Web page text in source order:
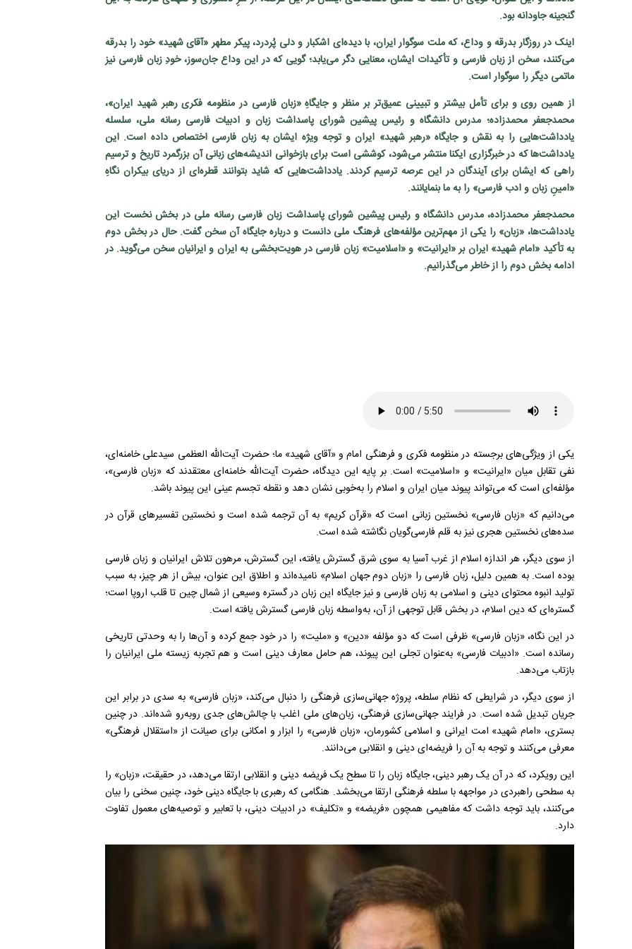
گنجینه جاودانه بود.
اینک در روزگار بدرقه و وداع، که ملت سوگوار ایران، با دیده‌ای اشکبار و دلی پُردرد، پیکر مطهر «آقای شهید» خود را بدرقه
می‌کنند، سخن از زبان فارسی و تأکیدات ایشان، معنایی دگر می‌یابد؛ گویی که در این وداع جان‌سوز، خودِ زبان فارسی نیز
ماتمی دیگر را سوگوار است.
از همین روی و برای تأمل بیشتر و تبیینی عمیق‌تر بر منظر و جایگاهِ «زبان فارسی در منظومه فکری رهبر شهید ایران»،
محمدجعفر محمدزاده؛ مدرس دانشگاه و رئیس پیشین شورای پاسداشت زبان و ادبیات فارسی رسانه ملی، سلسله
یادداشت‌هایی را به نقش و جایگاه «رهبر شهید» ایران و توجه ویژه ایشان به زبان فارسی اختصاص داده است. این
یادداشت‌ها که در خبرگزاری ایکنا منتشر می‌شود، کوششی است برای بازخوانی اندیشه‌های زبانی آن بزرگمرد تاریخ و ترسیم
راهی که ایشان برای آیندگان در این عرصه ترسیم کردند. یادداشت‌هایی که شاید بتوانند قطره‌ای از دریای بیکران نگاهِ
«امینِ زبان و ادب فارسی» را به ما بنمایانند.
محمدجعفر محمدزاده، مدرس دانشگاه و رئیس پیشین شورای پاسداشت زبان فارسی رسانه ملی در بخش نخست این
یادداشت‌ها، «زبان» را یکی از مهم‌ترین مؤلفه‌های فرهنگ ملی دانست و درباره جایگاه آن سخن گفت.حال در بخش دوم
به تأکید «امام شهید» ایران بر «ایرانیت» و «اسلامیت» زبان فارسی در هویت‌بخشی به ایران و ایرانیان سخن می‌گوید. در
ادامه بخش دوم را از خاطر می‌گذرانیم.
یکی از ویژگی‌های برجسته در منظومه فکری و فرهنگی امام و «آقای شهید» ما؛ حضرت آیت‌الله العظمی سیدعلی خامنه‌ای،
نفی تقابل میان «ایرانیت» و «اسلامیت» است. بر پایه این دیدگاه، حضرت آیت‌الله خامنه‌ای معتقدند که «زبان فارسی»،
مؤلفه‌ای است که می‌تواند پیوند میان ایران و اسلام را به‌خوبی نشان دهد و نقطه تجسم عینی این پیوند باشد.
می‌دانیم که «زبان فارسی» نخستین زبانی است که «قرآن کریم» به آن ترجمه شده است و نخستین تفسیرهای قرآن در
سده‌های نخستین هجری نیز به قلم فارسی‌گویان نگاشته شده است.
از سوی دیگر، هر اندازه اسلام از غرب آسیا به سوی شرق گسترش یافته، این گسترش، مرهون تلاش ایرانیان و زبان فارسی
بوده است. به همین دلیل، زبان فارسی را «زبان دوم جهان اسلام» نامیده‌اند و اطلاق این عنوان، بیش از هر چیز، به سبب
تولید انبوه محتوای دینی و اسلامی به زبان فارسی و نیز جایگاه این زبان در گستره وسیعی از شمال چین تا قلب اروپا است؛
گستره‌ای که دین اسلام، در بخش قابل توجهی از آن، به‌واسطه زبان فارسی گسترش یافته است.
در این نگاه، «زبان فارسی» ظرفی است که دو مؤلفه «دین» و «ملیت» را در خود جمع کرده و آن‌ها را به وحدتی تاریخی
رسانده است. «ادبیات فارسی» به‌عنوان تجلی این پیوند، هم حامل معارف دینی است و هم تجربه زیسته ملی ایرانیان را
بازتاب می‌دهد.
از سوی دیگر، در شرایطی که نظام سلطه، پروژه جهانی‌سازی فرهنگی را دنبال می‌کند، «زبان فارسی» به سدی در برابر این
جریان تبدیل شده است. در فرایند جهانی‌سازی فرهنگی، زبان‌های ملی اغلب با چالش‌های جدی روبه‌رو شده‌اند. در چنین
بستری، «امام شهید» امت ایرانی و اسلامی کشورمان، «زبان فارسی» را ابزار و امکانی برای صیانت از «استقلال فرهنگی»
معرفی می‌کنند و توجه به آن را فریضه‌ای دینی و انقلابی می‌دانند.
این رویکرد، که در آن یک رهبر دینی، جایگاه زبان را تا سطح یک فریضه دینی و انقلابی ارتقا می‌دهد، در حقیقت، «زبان» را
به سطحی راهبردی در مواجهه با سلطه فرهنگی ارتقا می‌بخشد. هنگامی که رهبری با جایگاه دینی خود، چنین سخنی را بیان
می‌کنند، باید توجه داشت که مفاهیمی همچون «فریضه» و «تکلیف» در ادبیات دینی، با تعابیر و توصیه‌های معمول تفاوت
دارد.